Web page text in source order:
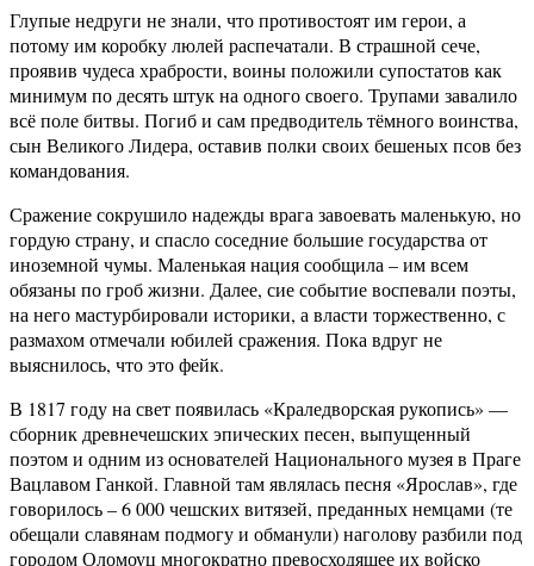
Глупые недруги не знали, что противостоят им герои, а
потому им коробку люлей распечатали. В страшной сече,
проявив чудеса храбрости, воины положили супостатов как
минимум по десять штук на одного своего. Трупами завалило
всё поле битвы. Погиб и сам предводитель тёмного воинства,
сын Великого Лидера, оставив полки своих бешеных псов без
командования.
Сражение сокрушило надежды врага завоевать маленькую, но
гордую страну, и спасло соседние большие государства от
иноземной чумы. Маленькая нация сообщила – им всем
обязаны по гроб жизни. Далее, сие событие воспевали поэты,
на него мастурбировали историки, а власти торжественно, с
размахом отмечали юбилей сражения. Пока вдруг не
выяснилось, что это фейк.
В 1817 году на свет появилась «Краледворская рукопись» —
сборник древнечешских эпических песен, выпущенный
поэтом и одним из основателей Национального музея в Праге
Вацлавом Ганкой. Главной там являлась песня «Ярослав», где
говорилось – 6 000 чешских витязей, преданных немцами (те
обещали славянам подмогу и обманули) наголову разбили под
городом Оломоуц многократно превосходящее их войско